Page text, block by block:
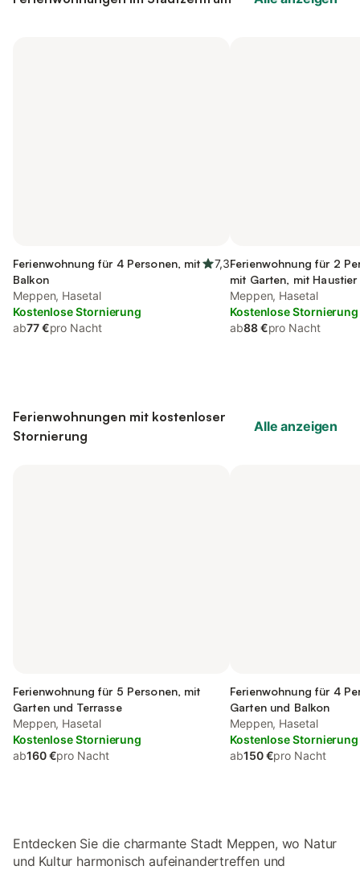
Ferienwohnung für 4 Personen, mit
Balkon
7,3
Meppen, Hasetal
Kostenlose Stornierung
ab77 €pro Nacht
Ferienwohnung für 2
mit Garten, mit Haustier
Meppen, Hasetal
Kostenlose Stornierung
ab88 €pro Nacht
Ferienwohnungen mit kostenloser
Stornierung
Alle anzeigen
Ferienwohnung für 5 Personen, mit
Garten und Terrasse
Meppen, Hasetal
Kostenlose Stornierung
ab160 €pro Nacht
Ferienwohnung für 4
Garten und Balkon
Meppen, Hasetal
Kostenlose Stornierung
ab150 €pro Nacht
Entdecken Sie die charmante Stadt Meppen, wo Natur
und Kultur harmonisch aufeinandertreffen und